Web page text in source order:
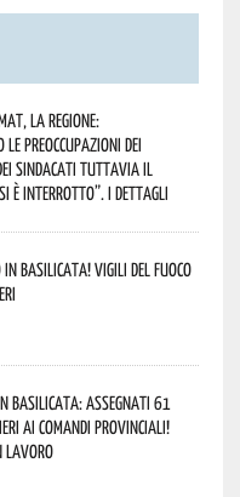
la Regione:
le preoccupazioni dei
sindacati tuttavia il
è interrotto”. I dettagli
in Basilicata! Vigili del fuoco
Basilicata: assegnati 61
ai Comandi provinciali!
lavoro